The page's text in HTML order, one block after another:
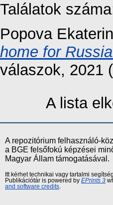
Találatok
Popova
home for
válaszok, 2021
A lista
A repozitórium felhasználó-
a BGE felsőfokú képzései
Magyar Állam támogatásával.
Itt kérhet technikai vagy tartalmi
Publikációtár is powered by EPrints 3
and software credits